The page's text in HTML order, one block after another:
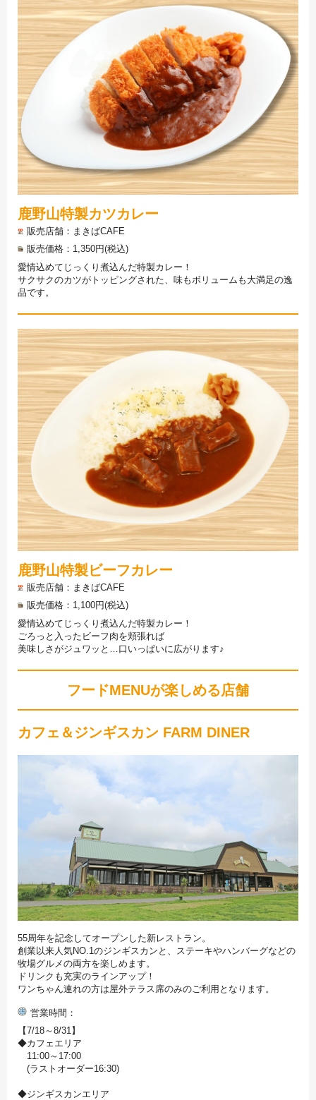
鹿野山特製カツカレー
販売店舗
まきばCAFE
販売価格
1,350円(税込)
愛情込めてじっくり煮込んだ特製カレー！
サクサクのカツがトッピングされた、味もボリュームも大満足の逸
品です。
鹿野山特製ビーフカレー
販売店舗
まきばCAFE
販売価格
1,100円(税込)
愛情込めてじっくり煮込んだ特製カレー！
ごろっと入ったビーフ肉を頬張れば
美味しさがジュワッと…口いっぱいに広がります♪
フードMENUが楽しめる店舗
カフェ＆ジンギスカン FARM DINER
55周年を記念してオープンした新レストラン。
創業以来人気NO.1のジンギスカンと、ステーキやハンバーグなどの
牧場グルメの両方を楽しめます。
ドリンクも充実のラインアップ！
ワンちゃん連れの方は屋外テラス席のみのご利用となります。
営業時間
【7/18～8/31】
◆カフェエリア
11:00～17:00
(ラストオーダー16:30)
◆ジンギスカンエリア